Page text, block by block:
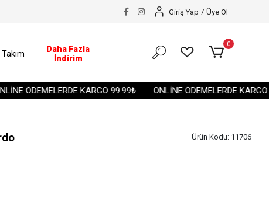
ÖDEMELERDE KARGO 99.99₺ ONLİNE ÖDEMELERDE KARGO
Giriş Yap / Üye Ol
Takım
Daha Fazla
İndirim
0
Ürün Kodu: 11706